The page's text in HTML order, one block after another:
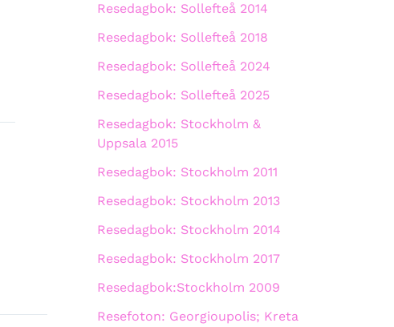
Resedagbok: Sollefteå 2014
Resedagbok: Sollefteå 2018
Resedagbok: Sollefteå 2024
Resedagbok: Sollefteå 2025
Resedagbok: Stockholm &
Uppsala 2015
Resedagbok: Stockholm 2011
Resedagbok: Stockholm 2013
Resedagbok: Stockholm 2014
Resedagbok: Stockholm 2017
Resedagbok:Stockholm 2009
Resefoton: Georgioupolis; Kreta